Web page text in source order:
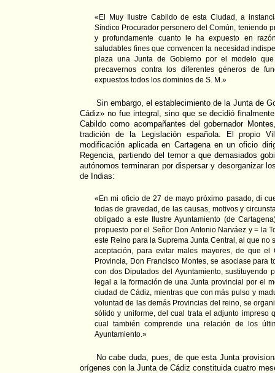
«El Muy Ilustre Cabildo de esta Ciudad, a
Síndico Procurador personero del Común, teniendo
y profundamente cuanto le ha expuesto en
saludables fines que convencen la necesidad
plaza una Junta de Gobierno por el modelo
precavernos contra los diferentes géneros de
expuestos todos los dominios de S. M.»
Sin embargo, el establecimiento de la Junta de
Cádiz» no fue integral, sino que se decidió
Cabildo como acompañantes del gobernador
tradición de la Legislación española. El propio
modificación aplicada en Cartagena en un oficio
Regencia, partiendo del temor a que demasiados
autónomos terminaran por dispersar y desorganizar
de Indias:
«En mi oficio de 27 de mayo próximo pasado, di
todas de gravedad, de las causas, motivos y
obligado a este Ilustre Ayuntamiento (de
propuesto por el Señor Don Antonio Narváez y = la
este Reino para la Suprema Junta Central, al que no
aceptación, para evitar males mayores, de que el
Provincia, Don Francisco Montes, se asociase para
con dos Diputados del Ayuntamiento, sustituyendo
legal a la formación de una Junta provincial por el
ciudad de Cádiz, mientras que con más pulso y
voluntad de las demás Provincias del reino, se
sólido y uniforme, del cual trata el adjunto impreso
cual también comprende una relación de los
Ayuntamiento.»
No cabe duda, pues, de que esta Junta
orígenes con la Junta de Cádiz constituida cuatro